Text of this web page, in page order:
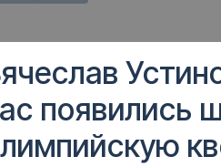
появились